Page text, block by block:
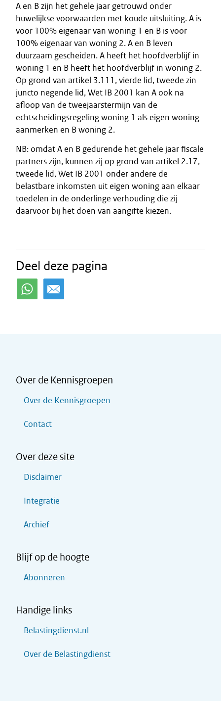
A en B zijn het gehele jaar getrouwd onder
huwelijkse voorwaarden met koude uitsluiting. A is
voor 100% eigenaar van woning 1 en B is voor
100% eigenaar van woning 2. A en B leven
duurzaam gescheiden. A heeft het hoofdverblijf in
woning 1 en B heeft het hoofdverblijf in woning 2.
Op grond van artikel 3.111, vierde lid, tweede zin
juncto negende lid, Wet IB 2001 kan A ook na
afloop van de tweejaarstermijn van de
echtscheidingsregeling woning 1 als eigen woning
aanmerken en B woning 2.
NB: omdat A en B gedurende het gehele jaar fiscale
partners zijn, kunnen zij op grond van artikel 2.17,
tweede lid, Wet IB 2001 onder andere de
belastbare inkomsten uit eigen woning aan elkaar
toedelen in de onderlinge verhouding die zij
daarvoor bij het doen van aangifte kiezen.
Deel deze pagina
Over de Kennisgroepen
Over de Kennisgroepen
Contact
Over deze site
Disclaimer
Integratie
Archief
Blijf op de hoogte
Abonneren
Handige links
Belastingdienst.nl
Over de Belastingdienst